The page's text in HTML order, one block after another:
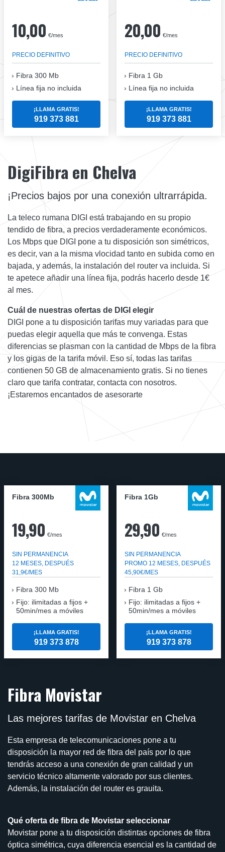
10,00 €/mes
PRECIO DEFINITIVO
Fibra 300 Mb
Línea fija no incluida
¡LLAMA GRATIS!
919 373 881
20,00 €/mes
PRECIO DEFINITIVO
Fibra 1 Gb
Línea fija no incluida
¡LLAMA GRATIS!
919 373 881
DigiFibra en Chelva
¡Precios bajos por una conexión ultrarrápida.
La teleco rumana DIGI está trabajando en su propio
tendido de fibra, a precios verdaderamente económicos.
Los Mbps que DIGI pone a tu disposición son simétricos,
es decir, van a la misma vlocidad tanto en subida como en
bajada, y además, la instalación del router va incluida. Si
te apetece añadir una línea fija, podrás hacerlo desde 1€
al mes.
Cuál de nuestras ofertas de DIGI elegir
DIGI pone a tu disposición tarifas muy variadas para que
puedas elegir aquella que más te convenga. Estas
diferencias se plasman con la cantidad de Mbps de la fibra
y los gigas de la tarifa móvil. Eso sí, todas las tarifas
contienen 50 GB de almacenamiento gratis. Si no tienes
claro que tarifa contratar, contacta con nosotros.
¡Estaremos encantados de asesorarte
Fibra 300Mb
19,90 €/mes
SIN PERMANENCIA
12 MESES, DESPUÉS
31,9€/MES
Fibra 300 Mb
Fijo: ilimitadas a fijos +
50min/mes a móviles
¡LLAMA GRATIS!
919 373 878
Fibra 1Gb
29,90 €/mes
SIN PERMANENCIA
PROMO 12 MESES, DESPUÉS
45,90€/MES
Fibra 1 Gb
Fijo: ilimitadas a fijos +
50min/mes a móviles
¡LLAMA GRATIS!
919 373 878
Fibra Movistar
Las mejores tarifas de Movistar en Chelva
Esta empresa de telecomunicaciones pone a tu
disposición la mayor red de fibra del país por lo que
tendrás acceso a una conexión de gran calidad y un
servicio técnico altamente valorado por sus clientes.
Además, la instalación del router es grauita.
Qué oferta de fibra de Movistar seleccionar
Movistar pone a tu disposición distintas opciones de fibra
óptica simétrica, cuya diferencia esencial es la cantidad de